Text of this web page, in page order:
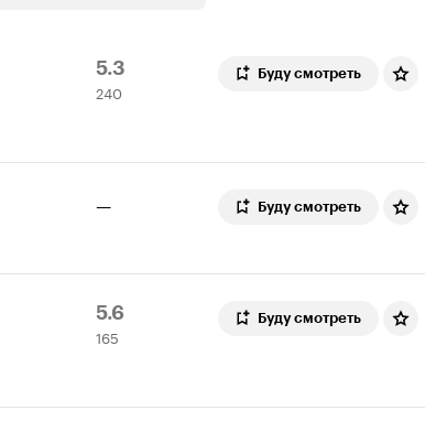
Рейтинг
Кинопоиска
5.3
240
оценок
240
Буду смотреть
— Буду смотреть
Рейтинг
Кинопоиска
5.6
165
оценок
165
Буду смотреть